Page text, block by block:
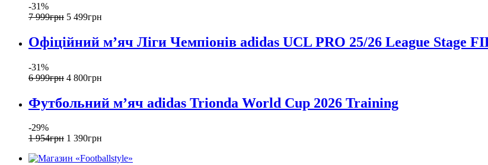
-31%
7 999грн 5 499грн
Офіційний мʼяч Ліги Чемпіонів adidas UCL PRO 25/26 League Stage
-31%
6 999грн 4 800грн
Футбольний м’яч adidas Trionda World Cup 2026 Training
-29%
1 954грн 1 390грн